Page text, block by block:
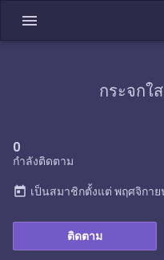
menu
กระจกใ
0
กำลังติดตาม
ติดตาม
today เป็นสมาชิกตั้งแต่ พฤศจิกาย